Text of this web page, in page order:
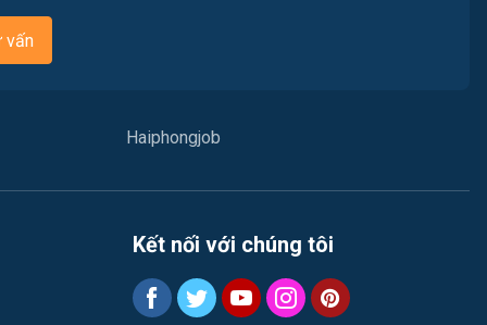
Vệ sinh công nghiệp
Spa & Massage
Việc làm Thành Đông
vấn
Haiphongjob
Kết nối với chúng tôi